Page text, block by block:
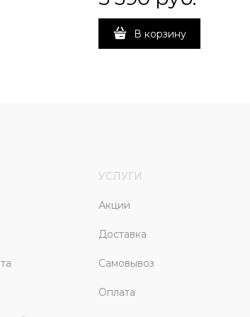
В корзину
УСЛУГИ
Акции
Доставка
Самовывоз
Оплата